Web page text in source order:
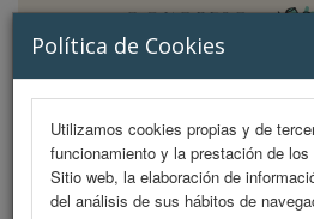
Política de Cookies
Utilizamos cookies propias y de
funcionamiento y la prestación de
Sitio web, la elaboración de
del análisis de sus hábitos de
MENU